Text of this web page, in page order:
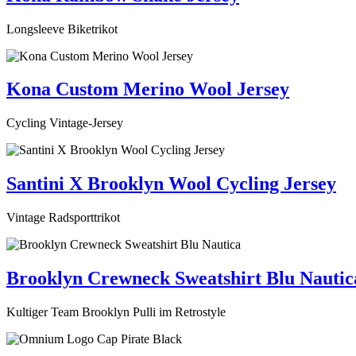
Longsleeve Biketrikot
Kona Custom Merino Wool Jersey
Cycling Vintage-Jersey
Santini X Brooklyn Wool Cycling Jersey
Vintage Radsporttrikot
Brooklyn Crewneck Sweatshirt Blu
Kultiger Team Brooklyn Pulli im Retrostyle